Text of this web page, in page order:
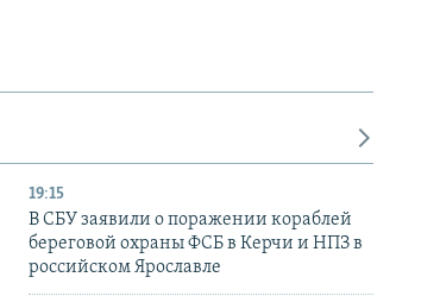
19:15
В СБУ заявили о поражении кораблей
береговой охраны ФСБ в Керчи и НПЗ в
российском Ярославле